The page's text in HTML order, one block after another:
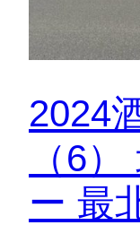
2024
（6
ー 最